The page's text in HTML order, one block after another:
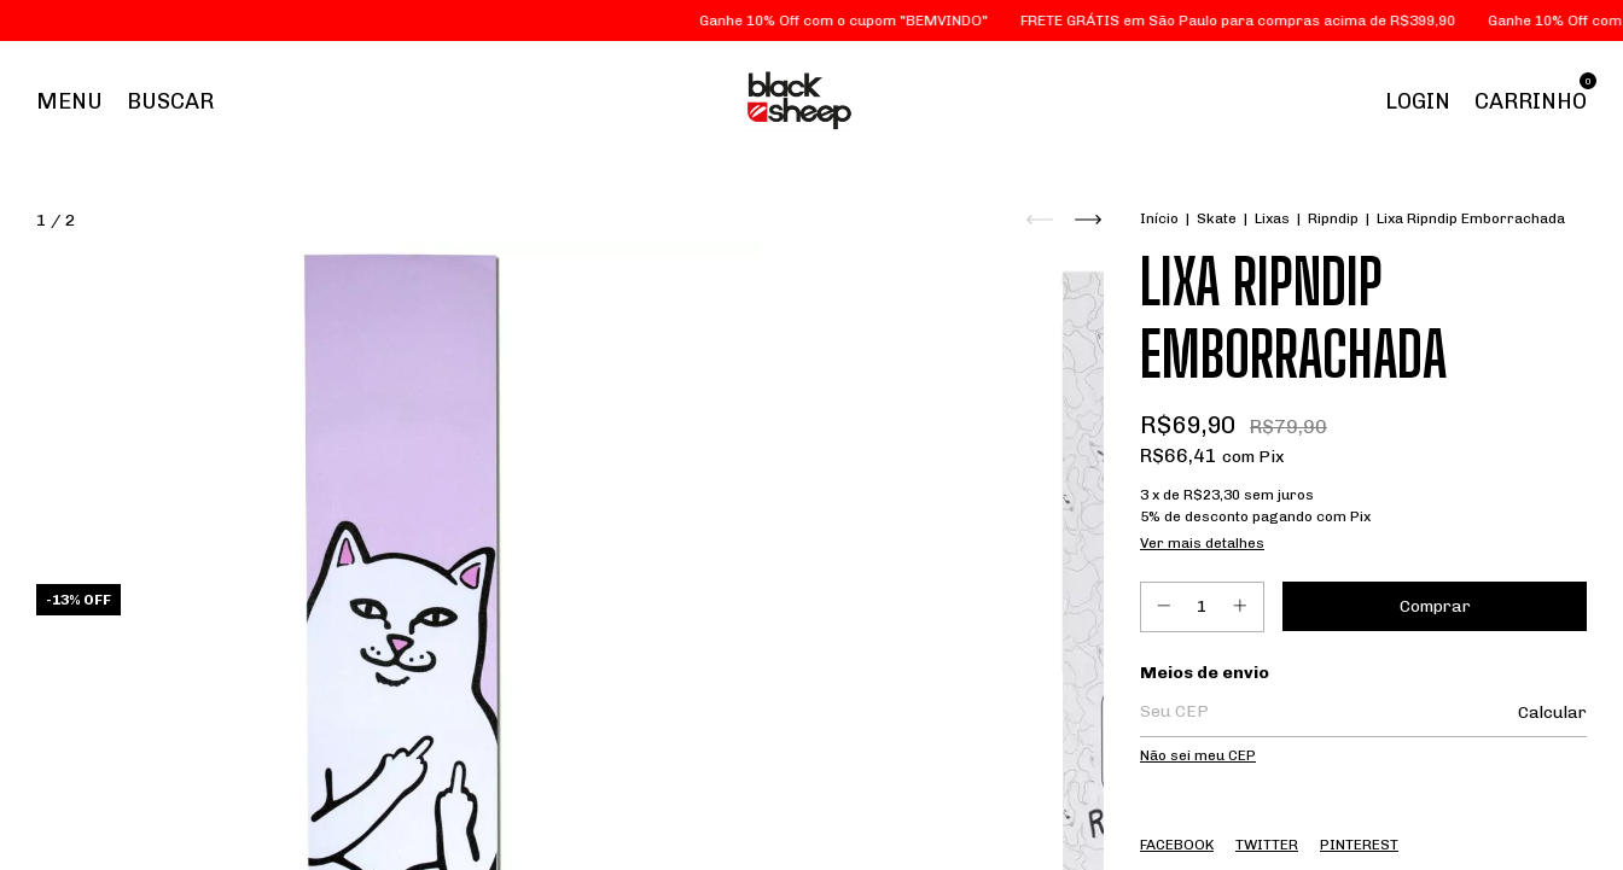
Ganhe 10% Off com o cupom "BEMVINDO" FRETE GRÁTIS em São Paulo para compras acima de R$399,90 Ganhe 10% Off com o cupom
MENU BUSCAR LOGIN CARRINHO
0
1 / 2
-13% OFF
Início | Skate | Lixas | Ripndip | Lixa Ripndip Emborrachada
LIXA RIPNDIP
EMBORRACHADA
R$69,90
R$79,90
R$66,41 com Pix
3 x de R$23,30 sem juros
5% de desconto pagando com Pix
Ver mais detalhes
Entregas para o CEP:
Meios de envio
Calcular
Não sei meu CEP
FACEBOOK TWITTER PINTEREST